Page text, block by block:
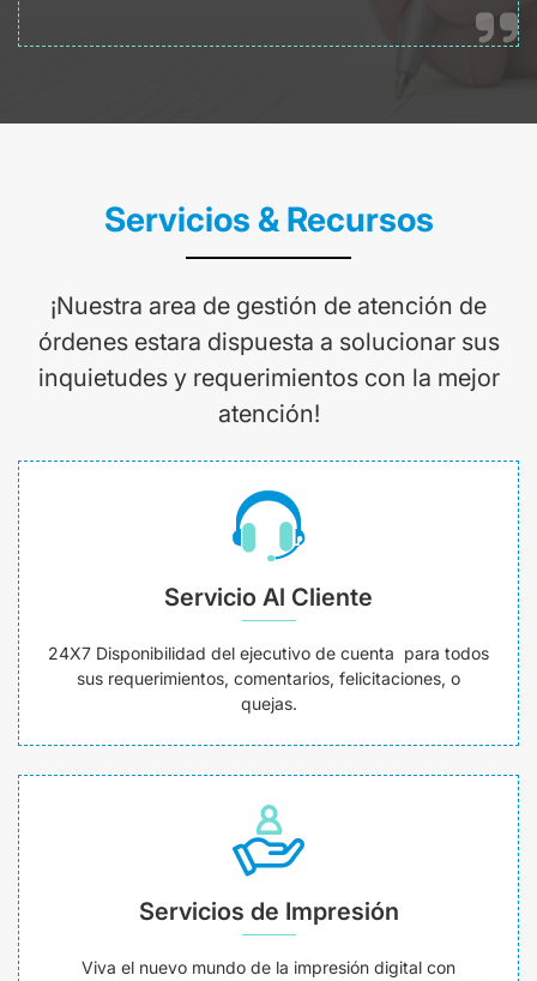
Servicios & Recursos
¡Nuestra area de gestión de atención de
órdenes estara dispuesta a solucionar sus
inquietudes y requerimientos con la mejor
atención!
Servicio Al Cliente
24X7 Disponibilidad del ejecutivo de cuenta para todos
sus requerimientos, comentarios, felicitaciones, o
quejas.
Servicios de Impresión
Viva el nuevo mundo de la impresión digital con